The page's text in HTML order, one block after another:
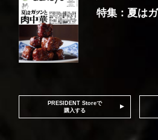
特集：夏は
PRESIDENT Storeで
購入する